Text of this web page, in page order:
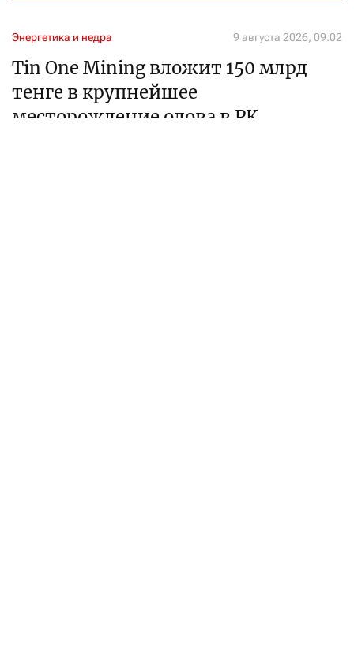
Энергетика и недра 9 августа 2026, 09:02
Tin One Mining вложит 150 млрд
тенге в крупнейшее
месторождение олова в РК